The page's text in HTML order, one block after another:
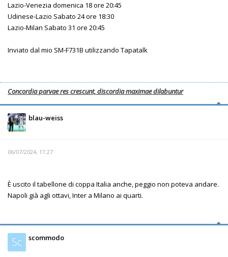
Lazio-Venezia domenica 18 ore 20:45
Udinese-Lazio Sabato 24 ore 18:30
Lazio-Milan Sabato 31 ore 20:45
Inviato dal mio SM-F731B utilizzando Tapatalk
Concordia parvae res crescunt, discordia maximae dilabuntur
blau-weiss
06/07/2024, 11:27
È uscito il tabellone di coppa Italia anche, peggio non poteva andare.
Napoli già agli ottavi, Inter a Milano ai quarti.
Sc scommodo